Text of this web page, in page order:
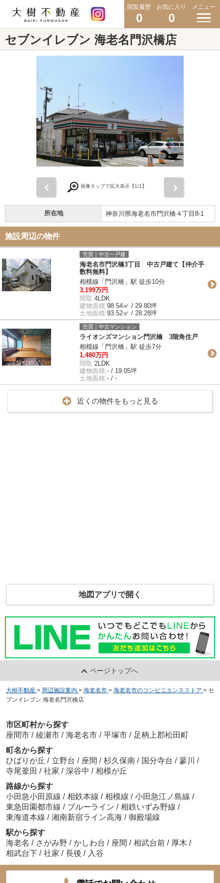
閲覧履歴
0
お気に入り
0
メニュー
セブンイレブン 海老名門沢橋店
画像タップで拡大表示【1/1】
所在地 神奈川県海老名市門沢橋４丁目8-1
施設周辺の物件
売買｜中古一戸建
海老名市門沢橋3丁目 中古戸建て【仲介手
数料無料】
相模線「門沢橋」駅 徒歩10分
3,199万円
間取:4LDK
建物面積:98.54㎡ / 29.80坪
土地面積:93.52㎡ / 28.28坪
売買｜中古マンション
ライオンズマンション門沢橋 3階角住戸
相模線「門沢橋」駅 徒歩7分
1,480万円
間取:2LDK
建物面積:- / 19.05坪
土地面積:- / -
近くの物件をもっと見る
地図アプリで開く
ページトップへ
大樹不動産 > 周辺施設案内 > 海老名市 > 海老名市のコンビニエンスストア > セ
ブンイレブン 海老名門沢橋店
市区町村から探す
座間市 / 綾瀬市 / 海老名市 / 平塚市 / 足柄上郡松田町
町名から探す
ひばりが丘 / 立野台 / 座間 / 杉久保南 / 国分寺台 / 蓼川 /
寺尾釜田 / 社家 / 深谷中 / 相模が丘
路線から探す
小田急小田原線 / 相鉄本線 / 相模線 / 小田急江ノ島線 /
東急田園都市線 / ブルーライン / 相鉄いずみ野線 /
東海道本線 / 湘南新宿ライン高海 / 御殿場線
駅から探す
海老名 / さがみ野 / かしわ台 / 座間 / 相武台前 / 厚木 /
相武台下 / 社家 / 長後 / 入谷